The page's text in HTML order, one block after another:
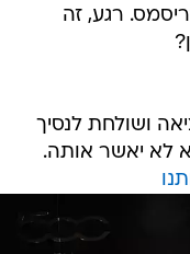
רגע, זה
ושולחת לנסיך
לא יאשר אותה.